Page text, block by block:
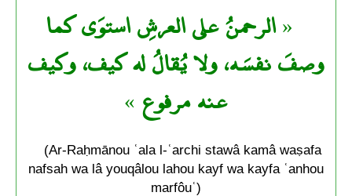
«الرحمنُ على العرشِ استوَى كما
وصفَ نفسَه، ولا يُقالُ له كيف، وكيف
عنه مرفوع»
(Ar-Raḥmānou ʿala l-ʿarchi stawâ kamâ waṣafa
nafsah wa lâ youqâlou lahou kayf wa kayfa ʿanhou
marfôuʿ)